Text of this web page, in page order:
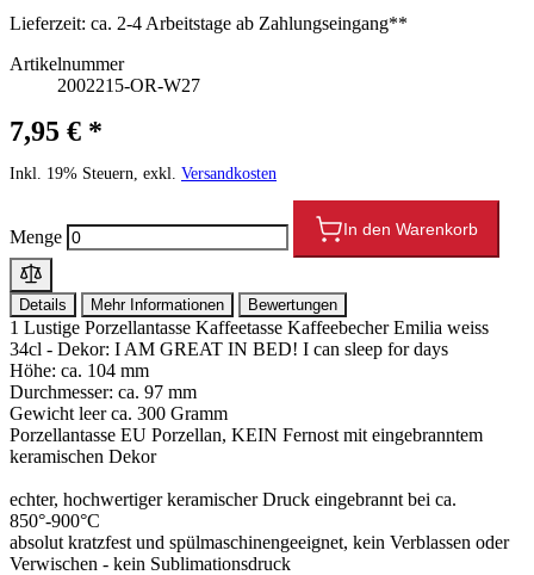
Lieferzeit: ca. 2-4 Arbeitstage ab Zahlungseingang**
Artikelnummer
2002215-OR-W27
7,95 € *
Inkl. 19% Steuern, exkl. Versandkosten
Menge In den Warenkorb
Details Mehr Informationen Bewertungen
1 Lustige Porzellantasse Kaffeetasse Kaffeebecher Emilia weiss
34cl - Dekor: I AM GREAT IN BED! I can sleep for days
Höhe: ca. 104 mm
Durchmesser: ca. 97 mm
Gewicht leer ca. 300 Gramm
Porzellantasse EU Porzellan, KEIN Fernost mit eingebranntem
keramischen Dekor
echter, hochwertiger keramischer Druck eingebrannt bei ca.
850°-900°C
absolut kratzfest und spülmaschinengeeignet, kein Verblassen oder
Verwischen - kein Sublimationsdruck